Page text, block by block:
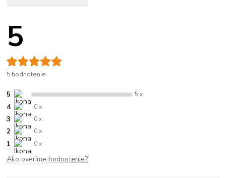
5
5 hodnotenie
5 5 x
4 0 x
3 0 x
2 0 x
1 0 x
Ako overíme hodnotenie?